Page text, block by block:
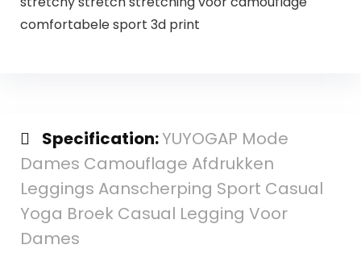
comfortabele sport 3d print
Specification:YUYOGAP Mode
Dames Camouflage Afdrukken
Leggings Aanscherping Sport Casual
Yoga Broek Casual Legging Voor
Dames